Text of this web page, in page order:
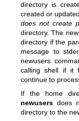
directory is
created or
does not create
directory. The
directory if the
message to
newusers
calling shell if it
continue to
If the home
newusers does
directory to the